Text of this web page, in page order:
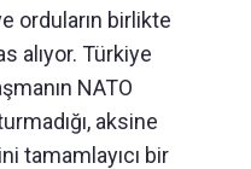
orduların birlikte
alıyor. Türkiye
NATO
aksine
tamamlayıcı bir